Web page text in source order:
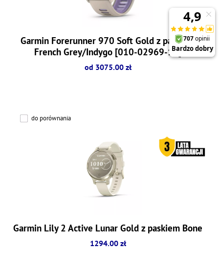
Garmin Forerunner 970 Soft Gold z paskiem
French Grey/Indygo [010-02969-12]
od 3075.00 zł
do porównania
Garmin Lily 2 Active Lunar Gold z paskiem Bone
1294.00 zł